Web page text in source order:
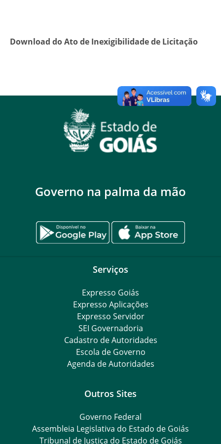
Download do Ato de Inexigibilidade de Licitação
Governo na palma da mão
Serviços
Expresso Goiás
Expresso Aplicações
Expresso Servidor
SEI Governadoria
Cadastro de Autoridades
Escola de Governo
Agenda de Autoridades
Outros Sites
Governo Federal
Assembleia Legislativa do Estado de Goiás
Tribunal de Justiça do Estado de Goiás